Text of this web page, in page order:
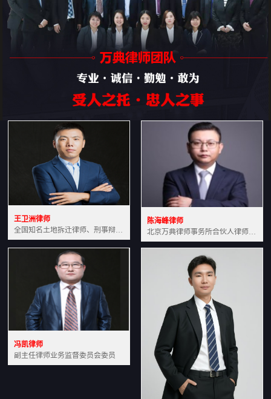
王卫洲律师
全国知名土地拆迁律师、刑事辩护律师北京万典律师事务所主任中国法学会会员北京市行政法研究会理事
陈海峰律师
北京万典律师事务所合伙人律师土地房产专业资深律师
冯凯律师
副主任律师业务监督委员会委员